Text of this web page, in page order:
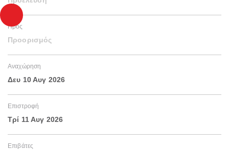
Προς
Προορισμός
Αναχώρηση
Δευ 10 Αυγ 2026
Επιστροφή
Τρί 11 Αυγ 2026
Επιβάτες